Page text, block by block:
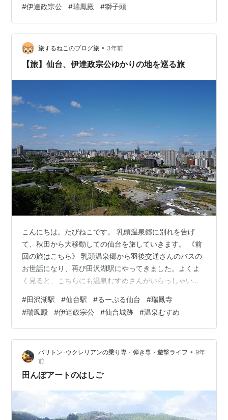
らかじめ座席の指定を受ければ、新幹線・特急列車など
の普通車指定席に2回乗車可能 これがですよ、なんと1人
1万円。なんとも大盤振る舞いなお得パスが発売されてお
りました。期間は2024/2/14～3/14の平日限定ですが、
JR東日…
#伊達政宗公 #瑞鳳殿 #獅子頭
旅するねこのブログ旅 • 3年前
【旅】仙台、伊達政宗公ゆかりの地を巡る旅
こんにちは。たびねこです。 乳頭温泉郷に別れを告げ
て、秋田から大移動しての仙台を旅していきます。 《前
回の旅はこちら》 乳頭温泉郷から羽後交通さんのバスの
お世話になり、再び田沢湖駅にやってきました。よくよ
く見ると、こちらにも温泉むすめさんがいらっしゃいま
こ田沢湖駅からJR新幹線こまちに乗車して仙台駅に向か
います。しかし、秋田駅から仙台駅は思ったより遠い
(笑)。旅の簡易計画の時はイメージで計画していました
が、いざ電車の時間などを詳細に見始めると、なかなか
の移動でした(笑)。 そして、しばらく乗車しての、仙台
駅に到着です。青空、そしてレンガ調の駅舎…
#田沢湖駅 #仙台駅 #るーぷる仙台 #瑞鳳寺
#瑞鳳殿 #伊達政宗公 #仙台城跡 #温泉むすめ
バリトン･ウクレリアンの乗り専・弾き専・遊撃ライフ • 9年
前
田んぼアートのはしご